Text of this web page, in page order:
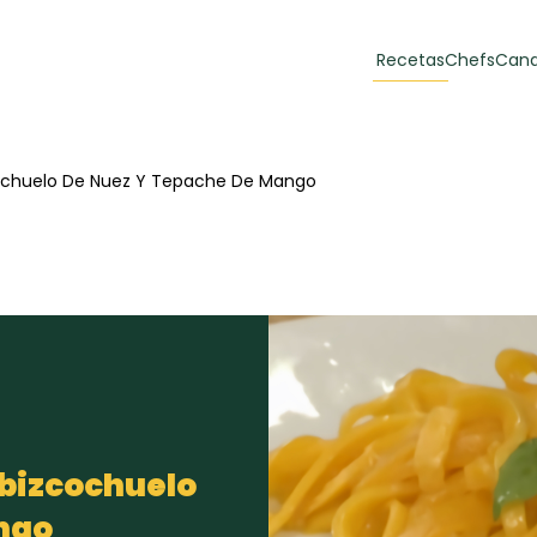
Recetas
Toast de trucha
curada y queso
casero
30 min
CARNE
60 min
Chefs
De Nuez Y Tepache De Mango